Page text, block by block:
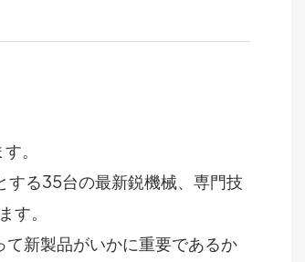
。
る35台の最新鋭機械、専門技
す。
新製品がいかに重要であるか